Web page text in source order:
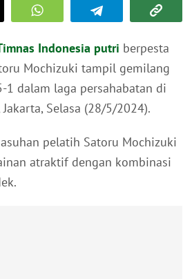
Indonesia putri berpesta
Mochizuki tampil gemilang
1 dalam laga persahabatan di
Selasa (28/5/2024).
pelatih Satoru Mochizuki
atraktif dengan kombinasi